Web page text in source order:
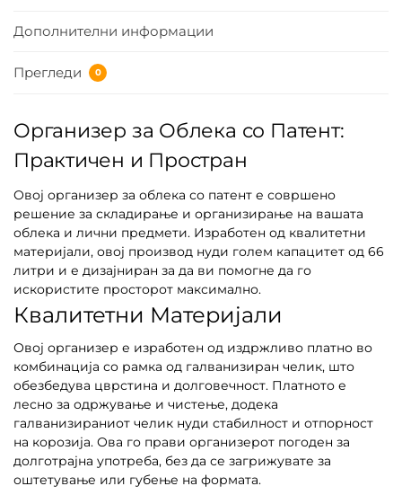
Дополнителни информации
Прегледи 0
Организер за Облека со Патент:
Практичен и Простран
Овој организер за облека со патент е совршено
решение за складирање и организирање на вашата
облека и лични предмети. Изработен од квалитетни
материјали, овој производ нуди голем капацитет од 66
литри и е дизајниран за да ви помогне да го
искористите просторот максимално.
Квалитетни Материјали
Овој организер е изработен од издржливо платно во
комбинација со рамка од галванизиран челик, што
обезбедува цврстина и долговечност. Платното е
лесно за одржување и чистење, додека
галванизираниот челик нуди стабилност и отпорност
на корозија. Ова го прави организерот погоден за
долготрајна употреба, без да се загрижувате за
оштетување или губење на формата.